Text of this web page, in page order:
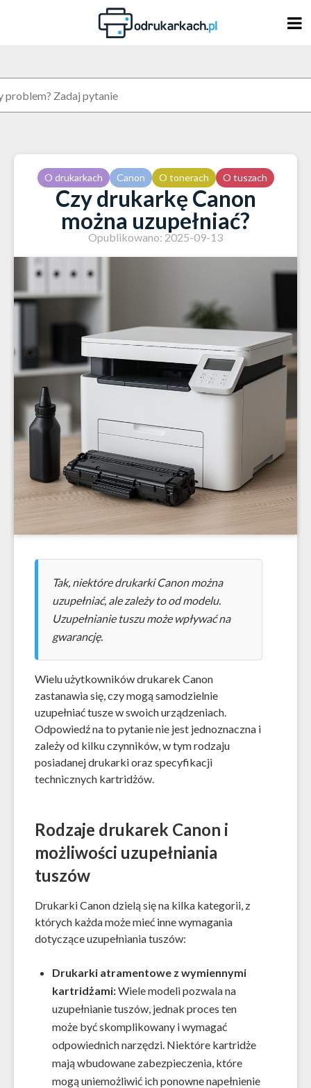
O drukarkach Canon O tonerach O tuszach
Czy drukarkę Canon
można uzupełniać?
Opublikowano: 2025-09-13
Tak, niektóre drukarki Canon można
uzupełniać, ale zależy to od modelu.
Uzupełnianie tuszu może wpływać na
gwarancję.
Wielu użytkowników drukarek Canon
zastanawia się, czy mogą samodzielnie
uzupełniać tusze w swoich urządzeniach.
Odpowiedź na to pytanie nie jest jednoznaczna i
zależy od kilku czynników, w tym rodzaju
posiadanej drukarki oraz specyfikacji
technicznych kartridżów.
Rodzaje drukarek Canon i
możliwości uzupełniania
tuszów
Drukarki Canon dzielą się na kilka kategorii, z
których każda może mieć inne wymagania
dotyczące uzupełniania tuszów:
Drukarki atramentowe z wymiennymi
kartridżami:Wiele modeli pozwala na
uzupełnianie tuszów, jednak proces ten
może być skomplikowany i wymagać
odpowiednich narzędzi. Niektóre kartridże
mają wbudowane zabezpieczenia, które
mogą uniemożliwić ich ponowne napełnienie